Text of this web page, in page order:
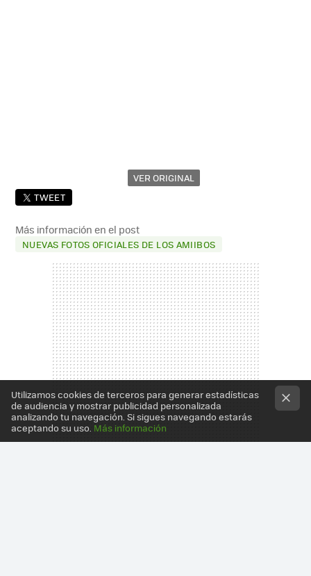
VER ORIGINAL
TWEET
Más información en el post
NUEVAS FOTOS OFICIALES DE LOS AMIIBOS
Utilizamos cookies de terceros para generar estadísticas
de audiencia y mostrar publicidad personalizada
analizando tu navegación. Si sigues navegando estarás
aceptando su uso. Más información